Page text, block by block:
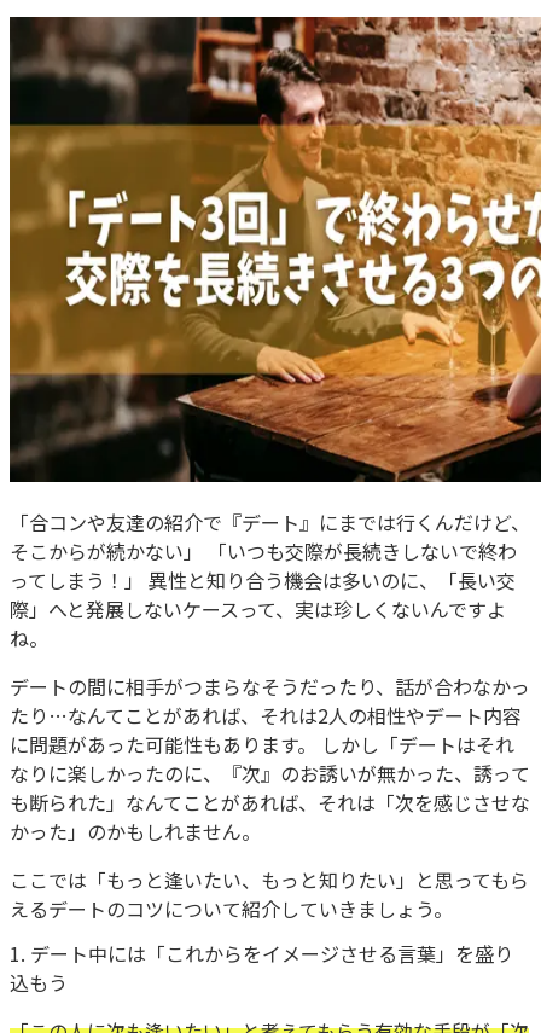
「合コンや友達の紹介で『デート』にまでは行くんだけど、
そこからが続かない」 「いつも交際が長続きしないで終わ
ってしまう！」 異性と知り合う機会は多いのに、「長い交
際」へと発展しないケースって、実は珍しくないんですよ
ね。
デートの間に相手がつまらなそうだったり、話が合わなかっ
たり…なんてことがあれば、それは2人の相性やデート内容
に問題があった可能性もあります。 しかし「デートはそれ
なりに楽しかったのに、『次』のお誘いが無かった、誘って
も断られた」なんてことがあれば、それは「次を感じさせな
かった」のかもしれません。
ここでは「もっと逢いたい、もっと知りたい」と思ってもら
えるデートのコツについて紹介していきましょう。
1. デート中には「これからをイメージさせる言葉」を盛り
込もう